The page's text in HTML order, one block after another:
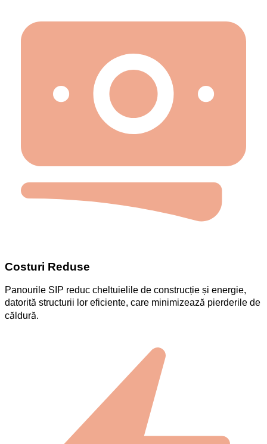
Costuri Reduse
Panourile SIP reduc cheltuielile de construcție și energie,
datorită structurii lor eficiente, care minimizează pierderile de
căldură.